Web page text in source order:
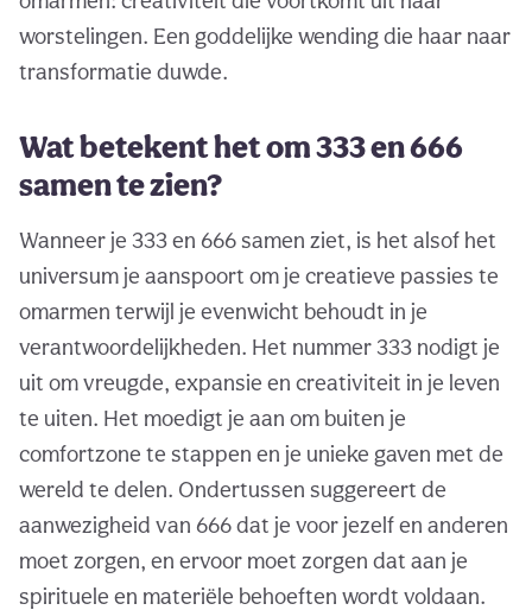
worstelingen. Een goddelijke wending die haar naar
transformatie duwde.
Wat betekent het om 333 en 666
samen te zien?
Wanneer je 333 en 666 samen ziet, is het alsof het
universum je aanspoort om je creatieve passies te
omarmen terwijl je evenwicht behoudt in je
verantwoordelijkheden. Het nummer 333 nodigt je
uit om vreugde, expansie en creativiteit in je leven
te uiten. Het moedigt je aan om buiten je
comfortzone te stappen en je unieke gaven met de
wereld te delen. Ondertussen suggereert de
aanwezigheid van 666 dat je voor jezelf en anderen
moet zorgen, en ervoor moet zorgen dat aan je
spirituele en materiële behoeften wordt voldaan.